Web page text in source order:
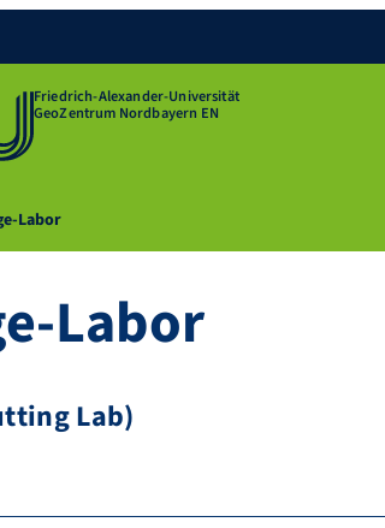
Friedrich-Alexander-Universität
GeoZentrum Nordbayern EN
Labor
Labor
Lab)